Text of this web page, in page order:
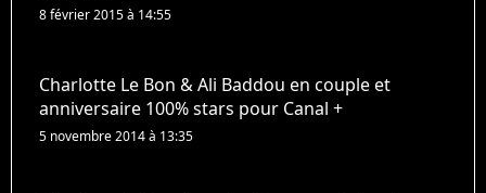
8 février 2015 à 14:55
Charlotte Le Bon & Ali Baddou en couple et
anniversaire 100% stars pour Canal +
5 novembre 2014 à 13:35